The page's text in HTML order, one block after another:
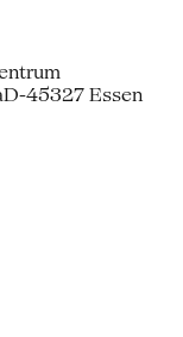
D-45327 Essen